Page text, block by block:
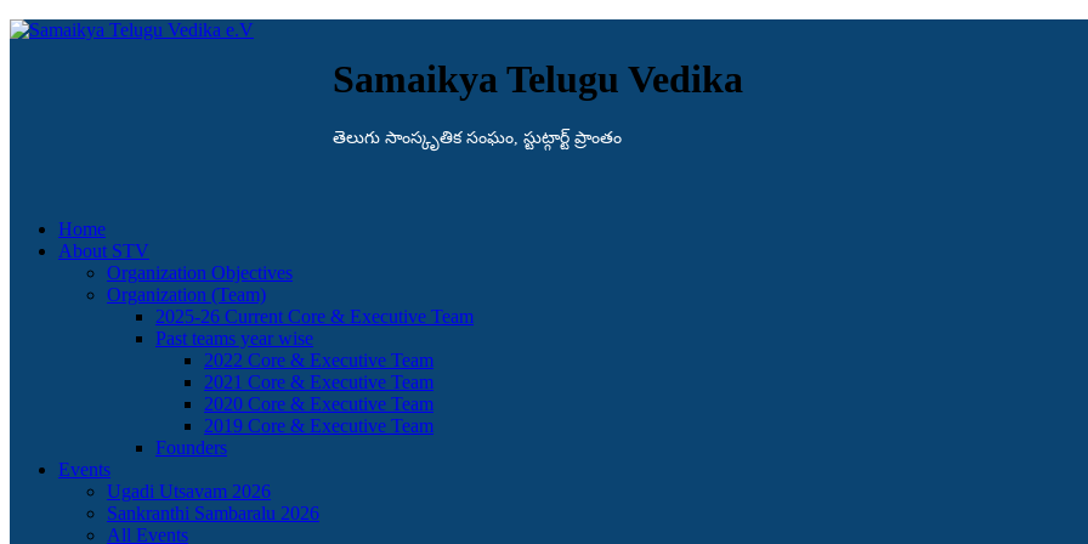
Samaikya Telugu Vedika
తెలుగు సాంస్కృతిక సంఘం, స్టుట్గార్ట్ ప్రాంతం
Home
About STV
Organization Objectives
Organization (Team)
2025-26 Current Core & Executive Team
Past teams year wise
2022 Core & Executive Team
2021 Core & Executive Team
2020 Core & Executive Team
2019 Core & Executive Team
Founders
Events
Ugadi Utsavam 2026
Sankranthi Sambaralu 2026
All Events